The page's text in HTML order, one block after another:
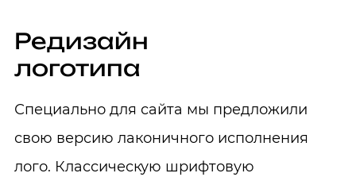
Редизайн
логотипа
Специально для сайта мы предложили
свою версию лаконичного исполнения
лого. Классическую шрифтовую